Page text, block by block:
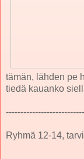
tämän, lähden pe
tiedä kauanko
Ryhmä 12-14,